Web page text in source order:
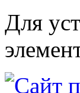
Для